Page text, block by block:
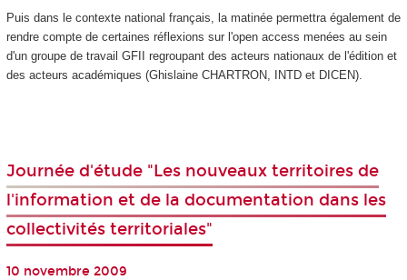
Puis dans le contexte national français, la matinée permettra également de
rendre compte de certaines réflexions sur l'open access menées au sein
d'un groupe de travail GFII regroupant des acteurs nationaux de l'édition et
des acteurs académiques (Ghislaine CHARTRON, INTD et DICEN).
Journée d'étude "Les nouveaux territoires de
l'information et de la documentation dans les
collectivités territoriales"
10 novembre 2009